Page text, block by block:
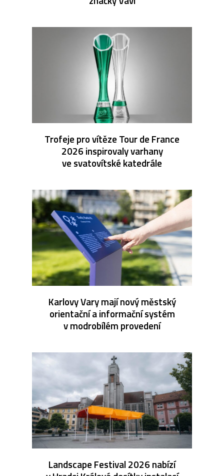
Trofeje pro vítěze Tour de France
2026 inspirovaly varhany
ve svatovítské katedrále
Karlovy Vary mají nový městský
orientační a informační systém
v modrobílém provedení
Landscape Festival 2026 nabízí